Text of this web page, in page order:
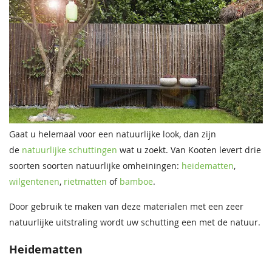
Gaat u helemaal voor een natuurlijke look, dan zijn
de natuurlijke schuttingen wat u zoekt. Van Kooten levert drie
soorten soorten natuurlijke omheiningen: heidematten,
wilgentenen, rietmatten of bamboe.
Door gebruik te maken van deze materialen met een zeer
natuurlijke uitstraling wordt uw schutting een met de natuur.
Heidematten